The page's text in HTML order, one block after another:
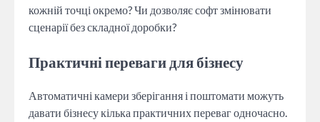
кожній точці окремо? Чи дозволяє софт змінювати
сценарії без складної доробки?
Практичні переваги для бізнесу
Автоматичні камери зберігання і поштомати можуть
давати бізнесу кілька практичних переваг одночасно.